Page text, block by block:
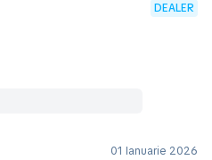
DEALER
01 Ianuarie 2026